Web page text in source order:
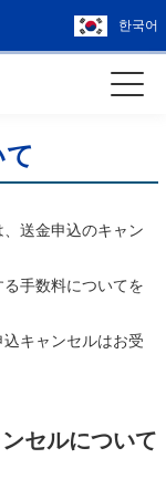
한국어
、送金申込のキャン
手数料についてを
込キャンセルはお受
セルについて